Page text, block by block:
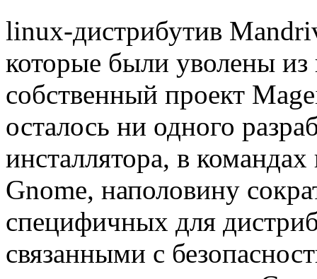
linux-дистрибутив
которые были уволены
собственный проект
осталось ни одного
инсталлятора, в
Gnome, наполовину
специфичных для
связанными с